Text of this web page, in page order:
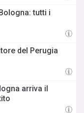
tutti i
del Perugia
arriva il